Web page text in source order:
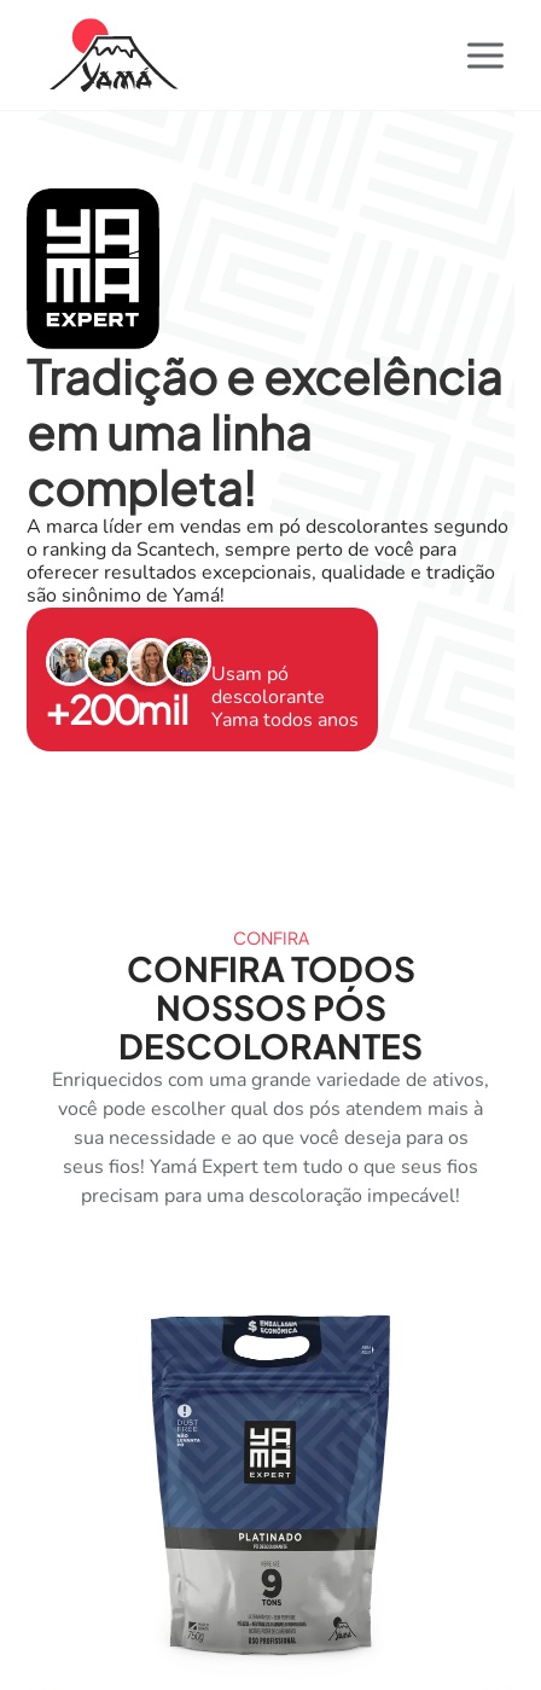
Tradição e excelência
em uma linha
completa!
A marca líder em vendas em pó descolorantes segundo
o ranking da Scantech, sempre perto de você para
oferecer resultados excepcionais, qualidade e tradição
são sinônimo de Yamá!
+200mil
Usam pó
descolorante
Yama todos anos
CONFIRA
CONFIRA TODOS
NOSSOS PÓS
DESCOLORANTES
Enriquecidos com uma grande variedade de ativos,
você pode escolher qual dos pós atendem mais à
sua necessidade e ao que você deseja para os
seus fios! Yamá Expert tem tudo o que seus fios
precisam para uma descoloração impecável!